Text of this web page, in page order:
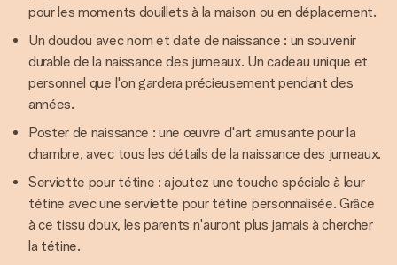
pour les moments douillets à la maison ou en déplacement.
Un doudou avec nom et date de naissance : un souvenir
durable de la naissance des jumeaux. Un cadeau unique et
personnel que l'on gardera précieusement pendant des
années.
Poster de naissance : une œuvre d'art amusante pour la
chambre, avec tous les détails de la naissance des jumeaux.
Serviette pour tétine : ajoutez une touche spéciale à leur
tétine avec une serviette pour tétine personnalisée. Grâce
à ce tissu doux, les parents n'auront plus jamais à chercher
la tétine.